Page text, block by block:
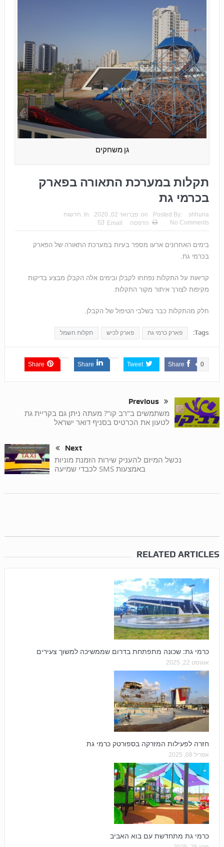
גן משחקים
תקלות במערכת התאורה בפארק
בכרמי גת
Posted By: shhuna
on: פברואר 02, 2020 In: חדשות
No Comments
הדפסה Email
בימים האחרונים ארעו מספר בעיות במערכת התאורה של הפארק
בכרמי גת.
קריאות על התקלות נפתחו לקבלן ובימים אלה הקבלן מבצע בדיקות
מקיפות לצורך איתור מקור התקלות.
חלק מהתקלות כבר בשלבי הטיפול של הקבלן.
Tags: פארק כרמי גת פארק לכיש תקלות חשמל
Share 0
Tweet
Share
Share
Previous
משתמשים ב"רב קו"? מעתה ניתן גם בקריית גת
לטעון את הכרטיס בסניף דואר ישראל
Next
נכשל המיזם להעניק שירות הזמנת מוניות
באמצעות SMS לכבדי שמיעה
RELATED ARTICLES
כרמי גת: שכונה מתפתחת בדרום שממשיכה למשוך צעירים
אוגוסט 22, 2025
חזרה לפעילות המזרקה בספורטק כרמי גת
אפריל 08, 2025
כרמי גת מתחדשת עם בוא האביב